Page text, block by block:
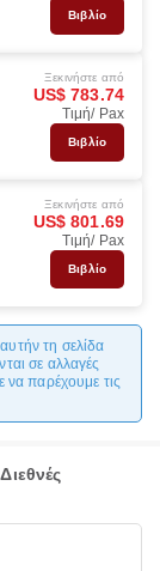
Βιβλίο
Ξεκινήστε από
US$ 783.74
Τιμή/ Pax
Βιβλίο
Ξεκινήστε από
US$ 801.69
Τιμή/ Pax
Βιβλίο
τη σελίδα
σε αλλαγές
παρέχουμε τις